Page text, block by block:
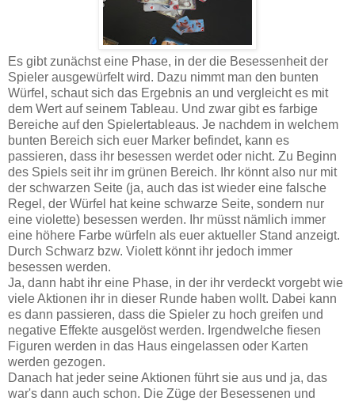
Es gibt zunächst eine Phase, in der die Besessenheit der
Spieler ausgewürfelt wird. Dazu nimmt man den bunten
Würfel, schaut sich das Ergebnis an und vergleicht es mit
dem Wert auf seinem Tableau. Und zwar gibt es farbige
Bereiche auf den Spielertableaus. Je nachdem in welchem
bunten Bereich sich euer Marker befindet, kann es
passieren, dass ihr besessen werdet oder nicht. Zu Beginn
des Spiels seit ihr im grünen Bereich. Ihr könnt also nur mit
der schwarzen Seite (ja, auch das ist wieder eine falsche
Regel, der Würfel hat keine schwarze Seite, sondern nur
eine violette) besessen werden. Ihr müsst nämlich immer
eine höhere Farbe würfeln als euer aktueller Stand anzeigt.
Durch Schwarz bzw. Violett könnt ihr jedoch immer
besessen werden.
Ja, dann habt ihr eine Phase, in der ihr verdeckt vorgebt wie
viele Aktionen ihr in dieser Runde haben wollt. Dabei kann
es dann passieren, dass die Spieler zu hoch greifen und
negative Effekte ausgelöst werden. Irgendwelche fiesen
Figuren werden in das Haus eingelassen oder Karten
werden gezogen.
Danach hat jeder seine Aktionen führt sie aus und ja, das
war's dann auch schon. Die Züge der Besessenen und